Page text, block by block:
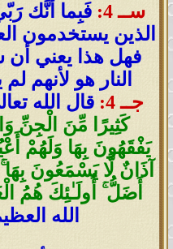
ســ 4:
فَبِما أنَّك
الذين يستخدمون
فهل هذا يعني أن
النار هو لأنهم
جــ 4:
قال الله
كَثِيرًا مِّنَ الْجِنِّ
يَفْقَهُونَ بِهَا وَلَهُمْ
آذَانٌ لَّا يَسْمَعُونَ
أَضَلُّ ۚ أُولَـٰئِكَ هُمُ
الله